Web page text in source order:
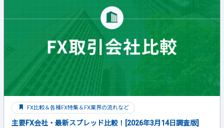
FX比較＆各種FX特集＆FX業界の流れなど
主要FX会社・最新スプレッド比較！[2026年3月14日調査版]